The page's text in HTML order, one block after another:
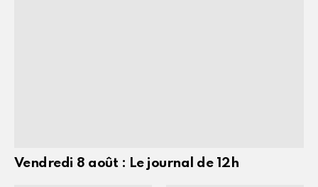
Vendredi 8 août : Le journal de 12h